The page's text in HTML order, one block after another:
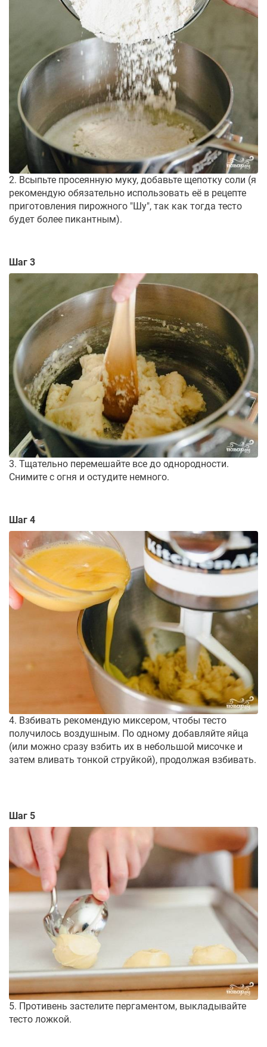
2. Всыпьте просеянную муку, добавьте щепотку соли (я
рекомендую обязательно использовать её в рецепте
приготовления пирожного "Шу", так как тогда тесто
будет более пикантным).
Шаг 3
3. Тщательно перемешайте все до однородности.
Снимите с огня и остудите немного.
Шаг 4
4. Взбивать рекомендую миксером, чтобы тесто
получилось воздушным. По одному добавляйте яйца
(или можно сразу взбить их в небольшой мисочке и
затем вливать тонкой струйкой), продолжая взбивать.
Шаг 5
5. Противень застелите пергаментом, выкладывайте
тесто ложкой.